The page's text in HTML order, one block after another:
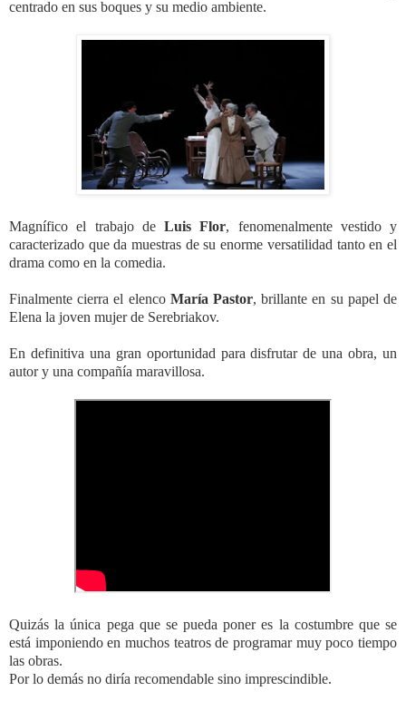
centrado en sus boques y su medio ambiente.
Magnífico el trabajo de Luis Flor, fenomenalmente vestido y
caracterizado que da muestras de su enorme versatilidad tanto en el
drama como en la comedia.
Finalmente cierra el elenco María Pastor, brillante en su papel de
Elena la joven mujer de Serebriakov.
En definitiva una gran oportunidad para disfrutar de una obra, un
autor y una compañía maravillosa.
Quizás la única pega que se pueda poner es la costumbre que se
está imponiendo en muchos teatros de programar muy poco tiempo
las obras.
Por lo demás no diría recomendable sino imprescindible.